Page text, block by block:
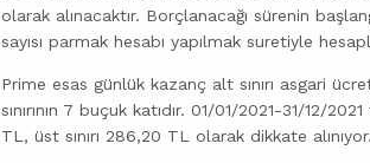
olarak alınacaktır. Borçlanacağı sürenin
sayısı parmak hesabı yapılmak suretiyle
Prime esas günlük kazanç alt sınırı asgari
sınırının 7 buçuk katıdır. 01/01/2021-31/12/
TL, üst sınırı 286,20 TL olarak dikkate alınıyor.